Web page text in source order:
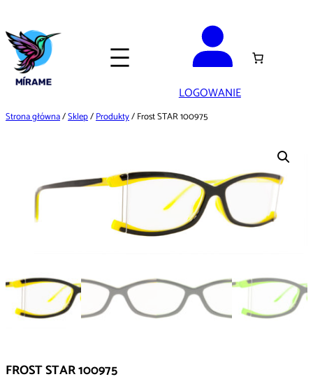
do
treści
LOGOWANIE
Strona główna/Sklep/Produkty/ Frost STAR 100975
FROST STAR 100975